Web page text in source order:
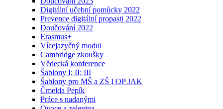
Digitální učební pomůcky 2022
Prevence digitální propasti 2022
Doučování 2022
Erasmus+
Vícejazyčný modul
Cambridge zkoušky
Vědecká konference
Šablony I; II; III
Šablony pro MŠ a ZŠ I OP JAK
Čmelda Pepík
Práce s nadanými